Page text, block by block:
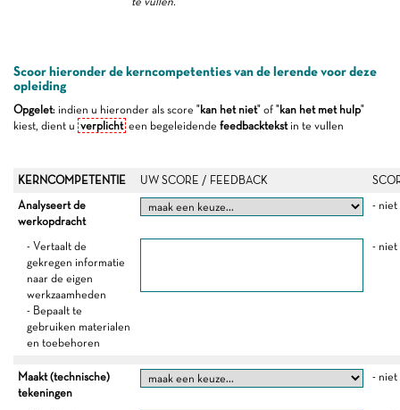
Scoor hieronder de kerncompetenties van de lerende voor deze
opleiding
Opgelet: indien u hieronder als score "kan het niet" of "kan het met hulp"
kiest, dient u verplicht een begeleidende feedbacktekstin te vullen
KERNCOMPETENTIE UW SCORE / FEEDBACK
Analyseert de
werkopdracht
- niet
- Vertaalt de
gekregen informatie
naar de eigen
werkzaamheden
- Bepaalt te
gebruiken materialen
en toebehoren
- niet
Maakt (technische)
tekeningen
- niet